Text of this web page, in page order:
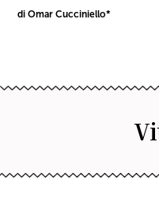
di Omar Cucciniello*